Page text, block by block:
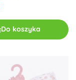
Do koszyka